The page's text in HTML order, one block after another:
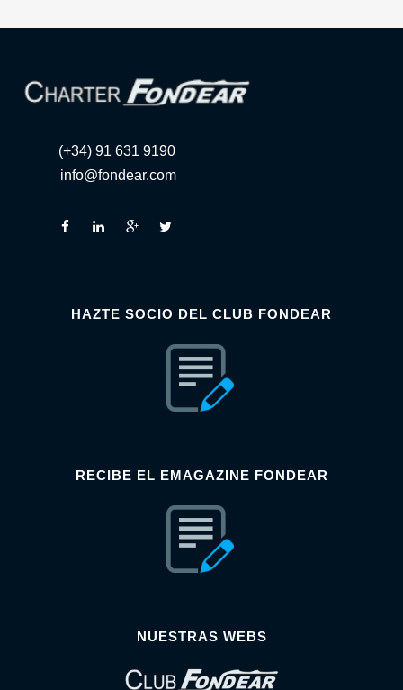
(+34) 91 631 9190
info@fondear.com
HAZTE SOCIO DEL CLUB FONDEAR
RECIBE EL EMAGAZINE FONDEAR
NUESTRAS WEBS